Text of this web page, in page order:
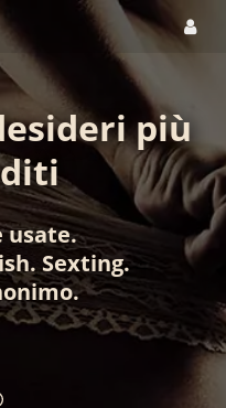
più
usate.
. Sexting.
.